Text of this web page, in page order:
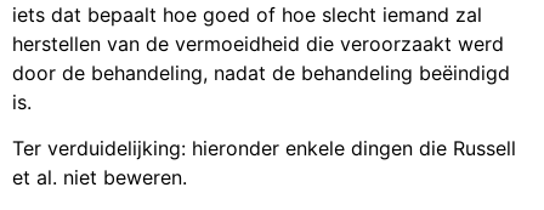
iets dat bepaalt hoe goed of hoe slecht iemand zal
herstellen van de vermoeidheid die veroorzaakt werd
door de behandeling, nadat de behandeling beëindigd
is.
Ter verduidelijking: hieronder enkele dingen die Russell
et al. niet beweren.